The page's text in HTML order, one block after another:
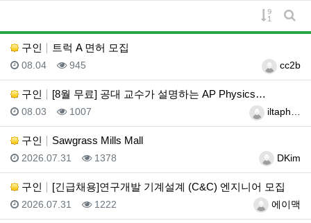
게시물
게
구인
트럭 A 면허 모집
등록자cc2b
등록일
08.04 조회
945
구인 [8월 무료] 공대 교수가 설명하는 AP Physics…
등록자iltaph…
등록일
08.03 조회
1007
구인 Sawgrass Mills Mall
등록자DKim
등록일
2026.07.31 조회
1378
구인 [긴급채용]연구개발 기계설계 (C&C) 엔지니어 모집
등록자에이맥
등록일
2026.07.31 조회
1222